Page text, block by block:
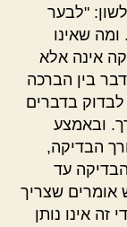
"לבער
. ומה שאינו
אינה אלא
בין הברכה
בדברים
ובאמצע
הבדיקה,
עד
אומרים שצריך
זה אינו נותן